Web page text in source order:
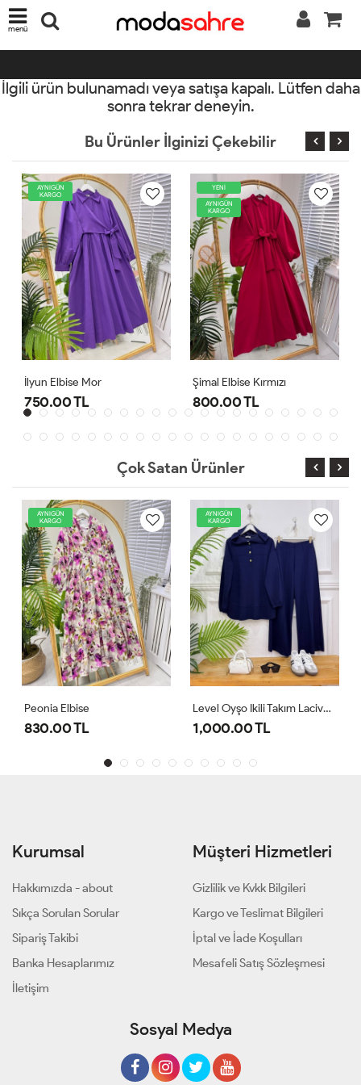
menü
İlgili ürün bulunamadı veya satışa kapalı. Lütfen daha
sonra tekrar deneyin.
Bu Ürünler İlginizi Çekebilir
YENİ
AYNIGÜN
KARGO
Şimal Elbise Kırmızı
800.00 TL
AYNIGÜN
KARGO
1,000.00 TL
Çok Satan Ürünler
AYNIGÜN
KARGO
Level Oyşo Ikili Takım Lacivert
1,000.00 TL
AYNIGÜN
KARGO
Zeren Elbise Pudra
800.00 TL
Kurumsal
Hakkımızda - about
Sıkça Sorulan Sorular
Sipariş Takibi
Banka Hesaplarımız
İletişim
Müşteri Hizmetleri
Gizlilik ve Kvkk Bilgileri
Kargo ve Teslimat Bilgileri
İptal ve İade Koşulları
Mesafeli Satış Sözleşmesi
Sosyal Medya